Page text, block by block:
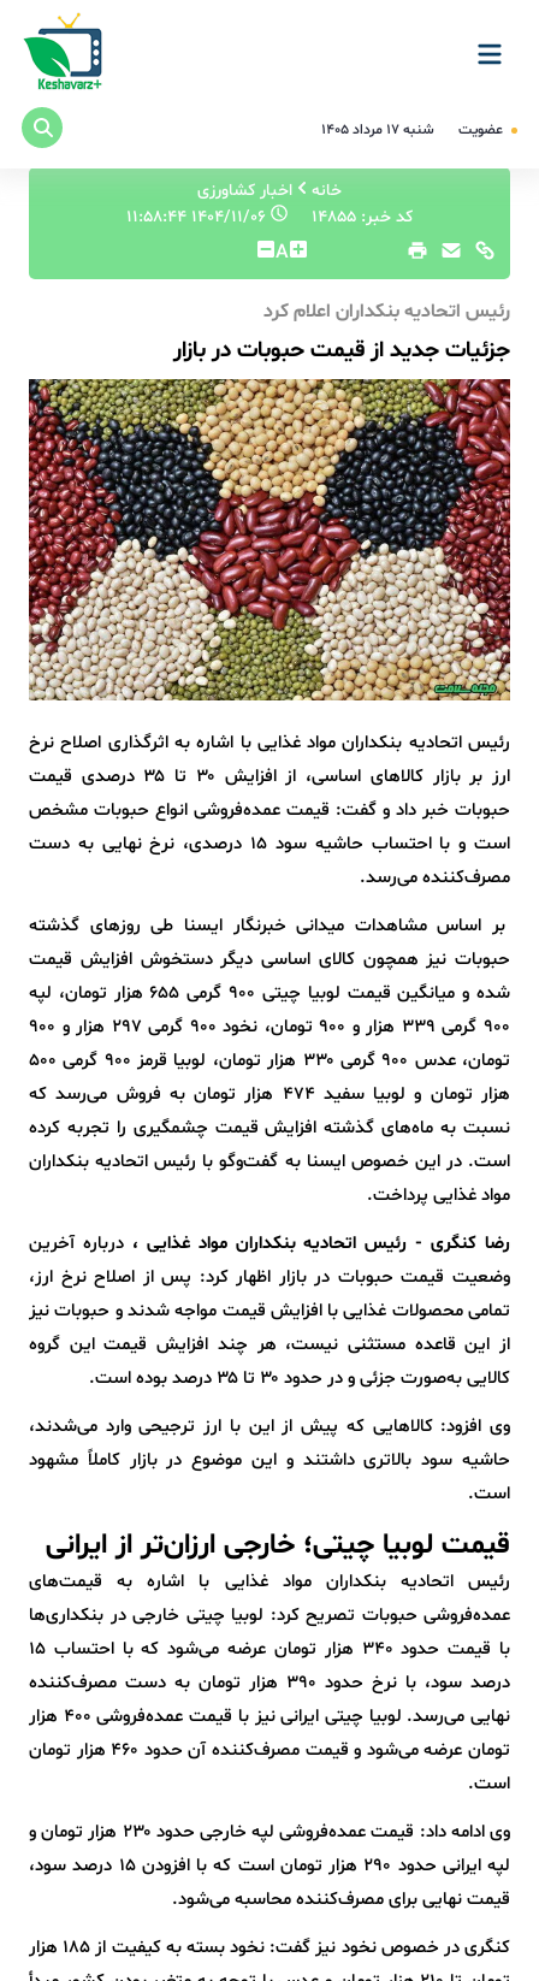
عضویت شنبه ۱۷ مرداد ۱۴۰۵
خانه
اخبار کشاورزی
کد خبر: 14855
۱۴۰۴/۱۱/۰۶ ۱۱:۵۸:۴۴
A
رئیس اتحادیه بنکداران اعلام کرد
جزئیات جدید از قیمت حبوبات در بازار
رئیس اتحادیه بنکداران مواد غذایی با اشاره به اثرگذاری اصلاح نرخ
ارز بر بازار کالاهای اساسی، از افزایش ۳۰ تا ۳۵ درصدی قیمت
حبوبات خبر داد و گفت: قیمت عمده‌فروشی انواع حبوبات مشخص
است و با احتساب حاشیه سود ۱۵ درصدی، نرخ نهایی به دست
مصرف‌کننده می‌رسد.
بر اساس مشاهدات میدانی خبرنگار ایسنا طی روزهای گذشته
حبوبات نیز همچون کالای اساسی دیگر دستخوش افزایش قیمت
شده و میانگین قیمت لوبیا چیتی ۹۰۰ گرمی ۶۵۵ هزار تومان، لپه
۹۰۰ گرمی ۳۳۹ هزار و ۹۰۰ تومان، نخود ۹۰۰ گرمی ۲۹۷ هزار و ۹۰۰
تومان، عدس ۹۰۰ گرمی ۳۳۰ هزار تومان، لوبیا قرمز ۹۰۰ گرمی ۵۰۰
هزار تومان و لوبیا سفید ۴۷۴ هزار تومان به فروش می‌رسد که
نسبت به ماه‌های گذشته افزایش قیمت چشمگیری را تجربه کرده
است. در این خصوص ایسنا به گفت‌وگو با رئیس اتحادیه بنکداران
مواد غذایی پرداخت.
رضا کنگری - رئیس اتحادیه بنکداران مواد غذایی ، درباره آخرین
وضعیت قیمت حبوبات در بازار اظهار کرد: پس از اصلاح نرخ ارز،
تمامی محصولات غذایی با افزایش قیمت مواجه شدند و حبوبات نیز
از این قاعده مستثنی نیست، هر چند افزایش قیمت این گروه
کالایی به‌صورت جزئی و در حدود ۳۰ تا ۳۵ درصد بوده است.
وی افزود: کالاهایی که پیش از این با ارز ترجیحی وارد می‌شدند،
حاشیه سود بالاتری داشتند و این موضوع در بازار کاملاً مشهود
است.
قیمت لوبیا چیتی؛ خارجی ارزان‌تر از ایرانی
رئیس اتحادیه بنکداران مواد غذایی با اشاره به قیمت‌های
عمده‌فروشی حبوبات تصریح کرد: لوبیا چیتی خارجی در بنکداری‌ها
با قیمت حدود ۳۴۰ هزار تومان عرضه می‌شود که با احتساب ۱۵
درصد سود، با نرخ حدود ۳۹۰ هزار تومان به دست مصرف‌کننده
نهایی می‌رسد. لوبیا چیتی ایرانی نیز با قیمت عمده‌فروشی ۴۰۰ هزار
تومان عرضه می‌شود و قیمت مصرف‌کننده آن حدود ۴۶۰ هزار تومان
است.
وی ادامه داد: قیمت عمده‌فروشی لپه خارجی حدود ۲۳۰ هزار تومان و
لپه ایرانی حدود ۲۹۰ هزار تومان است که با افزودن ۱۵ درصد سود،
قیمت نهایی برای مصرف‌کننده محاسبه می‌شود.
کنگری در خصوص نخود نیز گفت: نخود بسته به کیفیت از ۱۸۵ هزار